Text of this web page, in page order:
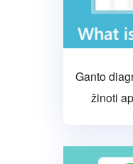
Ganto
žinoti